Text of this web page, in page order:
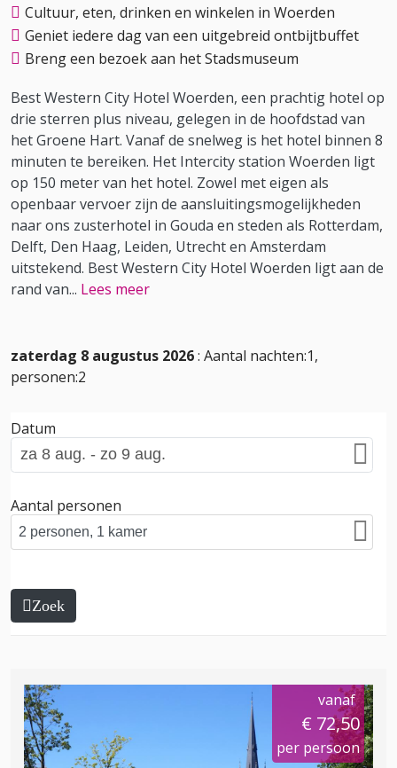
Cultuur, eten, drinken en winkelen in Woerden
Geniet iedere dag van een uitgebreid ontbijtbuffet
Breng een bezoek aan het Stadsmuseum
Best Western City Hotel Woerden, een prachtig hotel op
drie sterren plus niveau, gelegen in de hoofdstad van
het Groene Hart. Vanaf de snelweg is het hotel binnen 8
minuten te bereiken. Het Intercity station Woerden ligt
op 150 meter van het hotel. Zowel met eigen als
openbaar vervoer zijn de aansluitingsmogelijkheden
naar ons zusterhotel in Gouda en steden als Rotterdam,
Delft, Den Haag, Leiden, Utrecht en Amsterdam
uitstekend. Best Western City Hotel Woerden ligt aan de
rand van... Lees meer
zaterdag 8 augustus 2026: Aantal nachten:1,
personen:2
Datum
Aantal personen
Zoek
vanaf
€ 72,50
per persoon